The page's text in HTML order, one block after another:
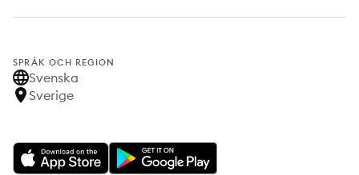
SPRÅK OCH REGION
Svenska
Sverige